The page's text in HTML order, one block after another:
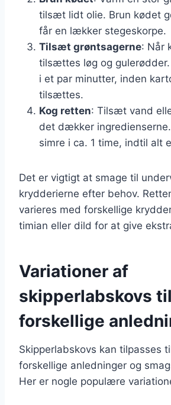
tilsæt lidt olie. Brun kødet
får en lækker stegeskorpe.
Tilsæt grøntsagerne: Når
tilsættes løg og
i et par minutter, inden
tilsættes.
Kog retten: Tilsæt vand
det dækker
simre i ca. 1 time, indtil alt
Det er vigtigt at smage til
krydderierne efter behov.
varieres med forskellige
timian eller dild for at give
Variationer af
skipperlabskovs til
forskellige
Skipperlabskovs kan tilpasses
forskellige anledninger og
Her er nogle populære